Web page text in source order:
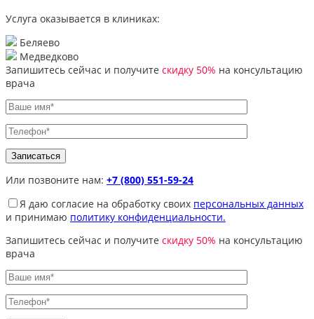
Услуга оказывается в клиниках:
Беляево
Медведково
Запишитесь сейчас и получите скидку 50% на консультацию
врача
Или позвоните нам: +7 (800) 551-59-24
Я даю согласие на обработку своих персональных данных
и принимаю политику конфиденциальности.
Запишитесь сейчас и получите скидку 50% на консультацию
врача